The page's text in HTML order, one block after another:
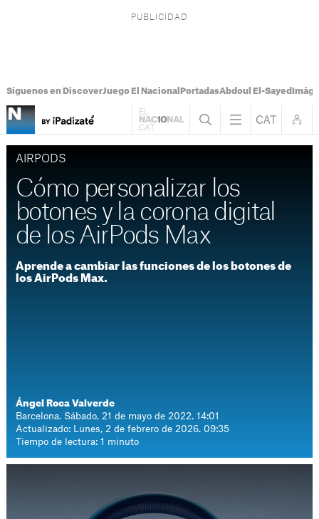
Síguenos en DiscoverJuego El Nacional PortadasAbdoul El-Sayed
AIRPODS
Cómo personalizar los
botones y la corona digital
de los AirPods Max
Aprende a cambiar las funciones de los botones de
los AirPods Max.
Ángel Roca Valverde
Barcelona. Sábado, 21 de mayo de 2022. 14:01
Actualizado: Lunes, 2 de febrero de 2026. 09:35
Tiempo de lectura: 1 minuto